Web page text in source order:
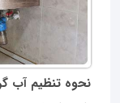
نحوه تنظیم آب